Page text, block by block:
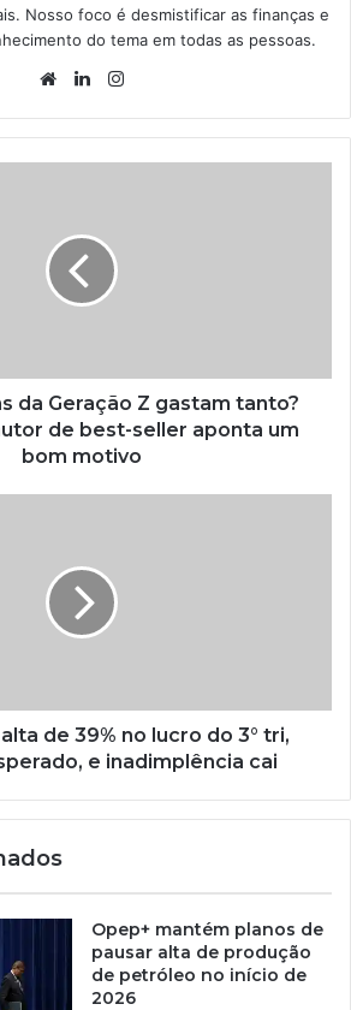
Nosso foco é desmistificar as finanças e
do tema em todas as pessoas.
WebsiteLinkedin
da Geração Z gastam tanto?
de best-seller aponta um
bom motivo
de 39% no lucro do 3° tri,
e inadimplência cai
Opep+ mantém planos de
pausar alta de produção
de petróleo no início de
2026